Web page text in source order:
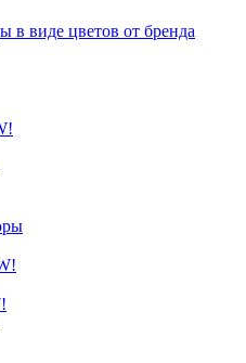
в виде цветов от бренда